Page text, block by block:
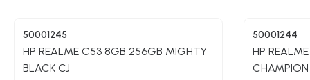
50001245
HP REALME C53 8GB 256GB MIGHTY
BLACK CJ
50001244
HP